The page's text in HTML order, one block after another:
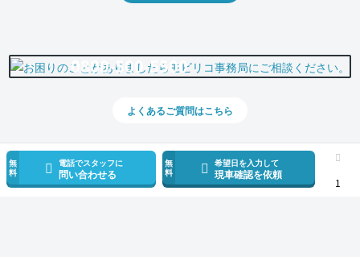
無
料
電話でスタッフに
問い合わせる
無
料
希望日を入力して
現車確認を依頼
1
0800-500-5500
よくあるご質問はこちら